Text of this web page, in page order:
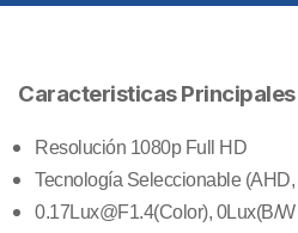
Caracteristicas
Resolución 1080p Full HD
Tecnología Seleccionable
0.17Lux@F1.4(Color), 0Lux(B/